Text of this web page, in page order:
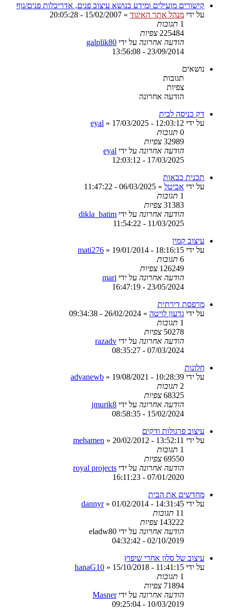
קישורים מועילים ומידע בנושא עיצוב פנים, אדריכלות פנים/נוף
על ידי מנהל אתר האיגוד »
15/02/2007 - 20:05:28
1 תגובות
225484 צפיות
הודעה אחרונה על ידי galplik80
23/09/2014 - 13:56:08
נושאים
תגובות
צפיות
הודעה אחרונה
דק כניסה לבית
על ידי
eyal » 17/03/2025 - 12:03:12
0 תגובות
32989 צפיות
הודעה אחרונה על ידי eyal
17/03/2025 - 12:03:12
תכנית כבאות
על ידי אביטל »
06/03/2025 - 11:47:22
1 תגובות
31383 צפיות
הודעה אחרונה על ידי dikla_batim
11/03/2025 - 11:54:22
עיצוב קמין
על ידי
mati276 » 19/01/2014 - 18:16:15
6 תגובות
126249 צפיות
הודעה אחרונה על ידי mari
23/05/2024 - 16:47:19
מרפסת דירתית
על ידי גדעון לויטה »
26/02/2024 - 09:34:38
1 תגובות
50278 צפיות
הודעה אחרונה על ידי razadv
07/03/2024 - 08:35:27
חלונות
על ידי
advanewb » 19/08/2021 - 10:28:39
2 תגובות
68325 צפיות
הודעה אחרונה על ידי jmurik8
15/02/2024 - 08:58:35
עיצוב פרגולות ודקים
על ידי
mehamen » 20/02/2012 - 13:52:11
1 תגובות
69550 צפיות
הודעה אחרונה על ידי royal projects
07/01/2020 - 16:11:23
מחדשים את הבית
על ידי
dannyr» 01/02/2014 - 14:31:45
11 תגובות
143222 צפיות
הודעה אחרונה על ידי eladw80
02/10/2019 - 04:32:42
עיצוב של סלון אחרי שיפוץ
על ידי
hanaG10 » 15/10/2018 - 11:41:15
1 תגובות
71894 צפיות
הודעה אחרונה על ידיMasner
10/03/2019 - 09:25:04